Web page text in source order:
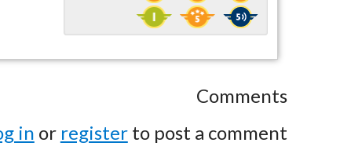
Comments
in or registerto post a comment.